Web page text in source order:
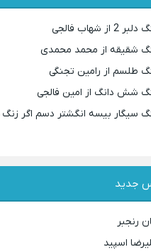
شهاب فالجی
شقیقه از محمد محمدی
طلسم از رامین تجنگی
شش دانگ از امین فالجی
سیگار بیسه انگشتر دسم اگر
جدید
اسپید